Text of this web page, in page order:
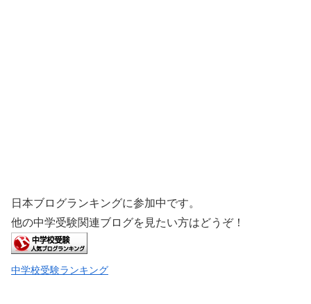
日本ブログランキングに参加中です。
他の中学受験関連ブログを見たい方はどうぞ！
中学校受験ランキング